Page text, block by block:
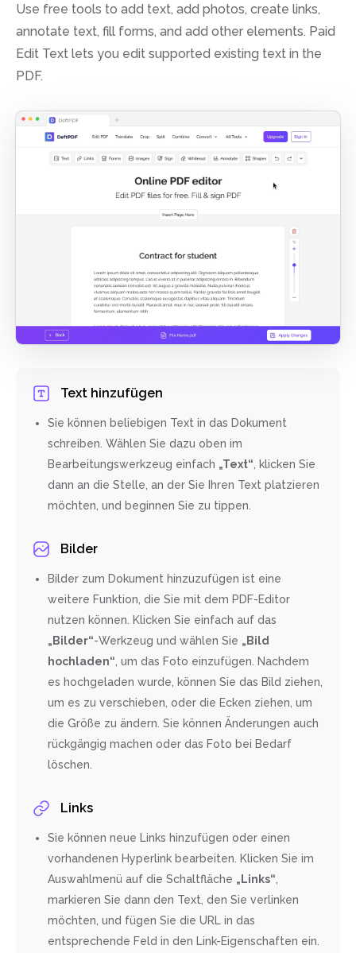
Use free tools to add text, add photos, create links,
annotate text, fill forms, and add other elements. Paid
Edit Text lets you edit supported existing text in the
PDF.
Text hinzufügen
Sie können beliebigen Text in das Dokument
schreiben. Wählen Sie dazu oben im
Bearbeitungswerkzeug einfach „Text“ , klicken Sie
dann an die Stelle, an der Sie Ihren Text platzieren
möchten, und beginnen Sie zu tippen.
Bilder
Bilder zum Dokument hinzuzufügen ist eine
weitere Funktion, die Sie mit dem PDF-Editor
nutzen können. Klicken Sie einfach auf das
„Bilder“-Werkzeug und wählen Sie „Bild
hochladen“ , um das Foto einzufügen. Nachdem
es hochgeladen wurde, können Sie das Bild ziehen,
um es zu verschieben, oder die Ecken ziehen, um
die Größe zu ändern. Sie können Änderungen auch
rückgängig machen oder das Foto bei Bedarf
löschen.
Links
Sie können neue Links hinzufügen oder einen
vorhandenen Hyperlink bearbeiten. Klicken Sie im
Auswahlmenü auf die Schaltfläche „Links“
markieren Sie dann den Text, den Sie verlinken
möchten, und fügen Sie die URL in das
entsprechende Feld in den Link-Eigenschaften ein.